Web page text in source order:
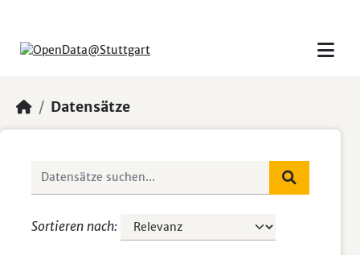
Datensätze
Sortieren nach